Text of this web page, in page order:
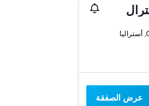
عرض الصفقة